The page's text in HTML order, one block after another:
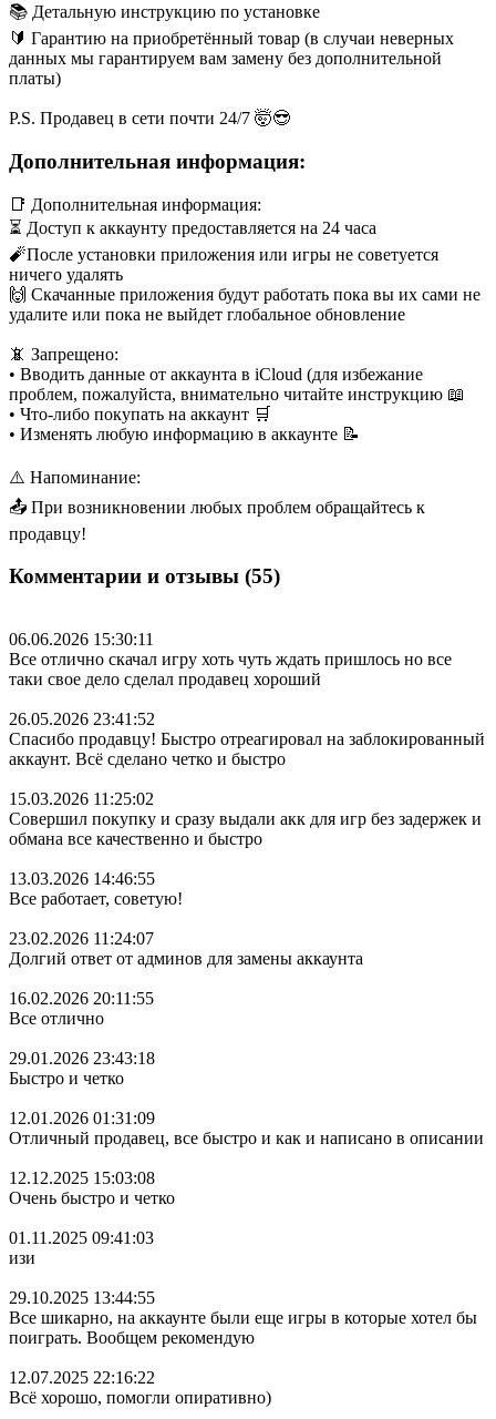
📚 Детальную инструкцию по установке
🔰 Гарантию на приобретённый товар (в случаи неверных
данных мы гарантируем вам замену без дополнительной
платы)
P.S. Продавец в сети почти 24/7 🤯😎
Дополнительная информация:
📑 Дополнительная информация:
⏳ Доступ к аккаунту предоставляется на 24 часа
🧨После установки приложения или игры не советуется
ничего удалять
🙌 Скачанные приложения будут работать пока вы их сами не
удалите или пока не выйдет глобальное обновление
📵 Запрещено:
• Вводить данные от аккаунта в iCloud (для избежание
проблем, пожалуйста, внимательно читайте инструкцию 📖
• Что-либо покупать на аккаунт 🛒
• Изменять любую информацию в аккаунте 📝
⚠️ Напоминание:
📤 При возникновении любых проблем обращайтесь к
продавцу!
Комментарии и отзывы (55)
06.06.2026 15:30:11
Все отлично скачал игру хоть чуть ждать пришлось но все
таки свое дело сделал продавец хороший
26.05.2026 23:41:52
Спасибо продавцу! Быстро отреагировал на заблокированный
аккаунт. Всё сделано четко и быстро
15.03.2026 11:25:02
Совершил покупку и сразу выдали акк для игр без задержек и
обмана все качественно и быстро
13.03.2026 14:46:55
Все работает, советую!
23.02.2026 11:24:07
Долгий ответ от админов для замены аккаунта
16.02.2026 20:11:55
Все отлично
29.01.2026 23:43:18
Быстро и четко
12.01.2026 01:31:09
Отличный продавец, все быстро и как и написано в описании
12.12.2025 15:03:08
Очень быстро и четко
01.11.2025 09:41:03
изи
29.10.2025 13:44:55
Все шикарно, на аккаунте были еще игры в которые хотел бы
поиграть. Вообщем рекомендую
12.07.2025 22:16:22
Всё хорошо, помогли опиративно)